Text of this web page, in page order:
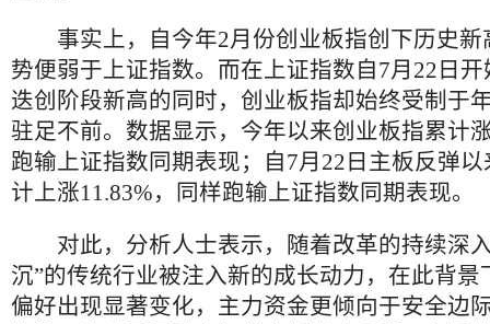
事实上，自今年2月份创业板指创下历史新
势便弱于上证指数。而在上证指数自7月22日
迭创阶段新高的同时，创业板指却始终受制于
驻足不前。数据显示，今年以来创业板指累计
跑输上证指数同期表现；自7月22日主板反弹
计上涨11.83%，同样跑输上证指数同期表现。
对此，分析人士表示，随着改革的持续深
沉”的传统行业被注入新的成长动力，在此背景
偏好出现显著变化，主力资金更倾向于安全边